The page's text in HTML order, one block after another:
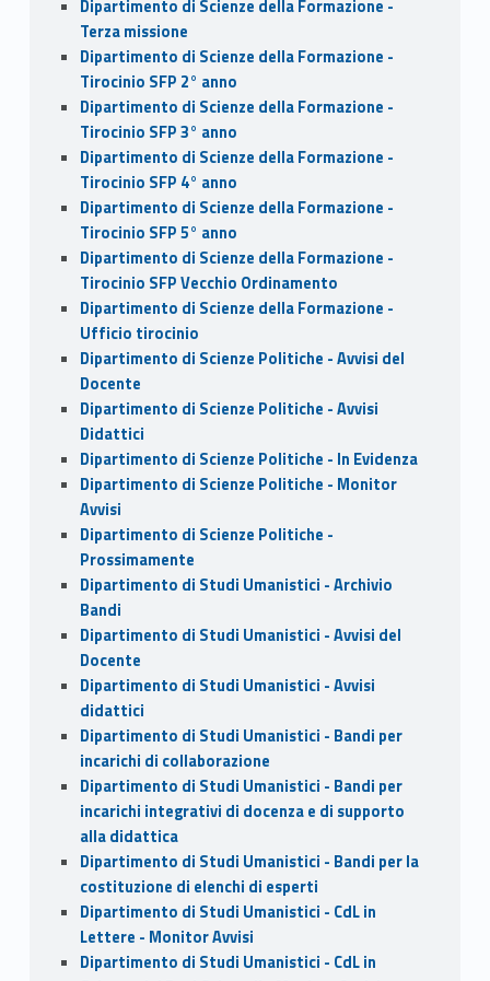
Dipartimento di Scienze della Formazione -
Terza missione
Dipartimento di Scienze della Formazione -
Tirocinio SFP 2° anno
Dipartimento di Scienze della Formazione -
Tirocinio SFP 3° anno
Dipartimento di Scienze della Formazione -
Tirocinio SFP 4° anno
Dipartimento di Scienze della Formazione -
Tirocinio SFP 5° anno
Dipartimento di Scienze della Formazione -
Tirocinio SFP Vecchio Ordinamento
Dipartimento di Scienze della Formazione -
Ufficio tirocinio
Dipartimento di Scienze Politiche - Avvisi del
Docente
Dipartimento di Scienze Politiche - Avvisi
Didattici
Dipartimento di Scienze Politiche - In Evidenza
Dipartimento di Scienze Politiche - Monitor
Avvisi
Dipartimento di Scienze Politiche -
Prossimamente
Dipartimento di Studi Umanistici - Archivio
Bandi
Dipartimento di Studi Umanistici - Avvisi del
Docente
Dipartimento di Studi Umanistici - Avvisi
didattici
Dipartimento di Studi Umanistici - Bandi per
incarichi di collaborazione
Dipartimento di Studi Umanistici - Bandi per
incarichi integrativi di docenza e di supporto
alla didattica
Dipartimento di Studi Umanistici - Bandi per la
costituzione di elenchi di esperti
Dipartimento di Studi Umanistici - CdL in
Lettere - Monitor Avvisi
Dipartimento di Studi Umanistici - CdL in